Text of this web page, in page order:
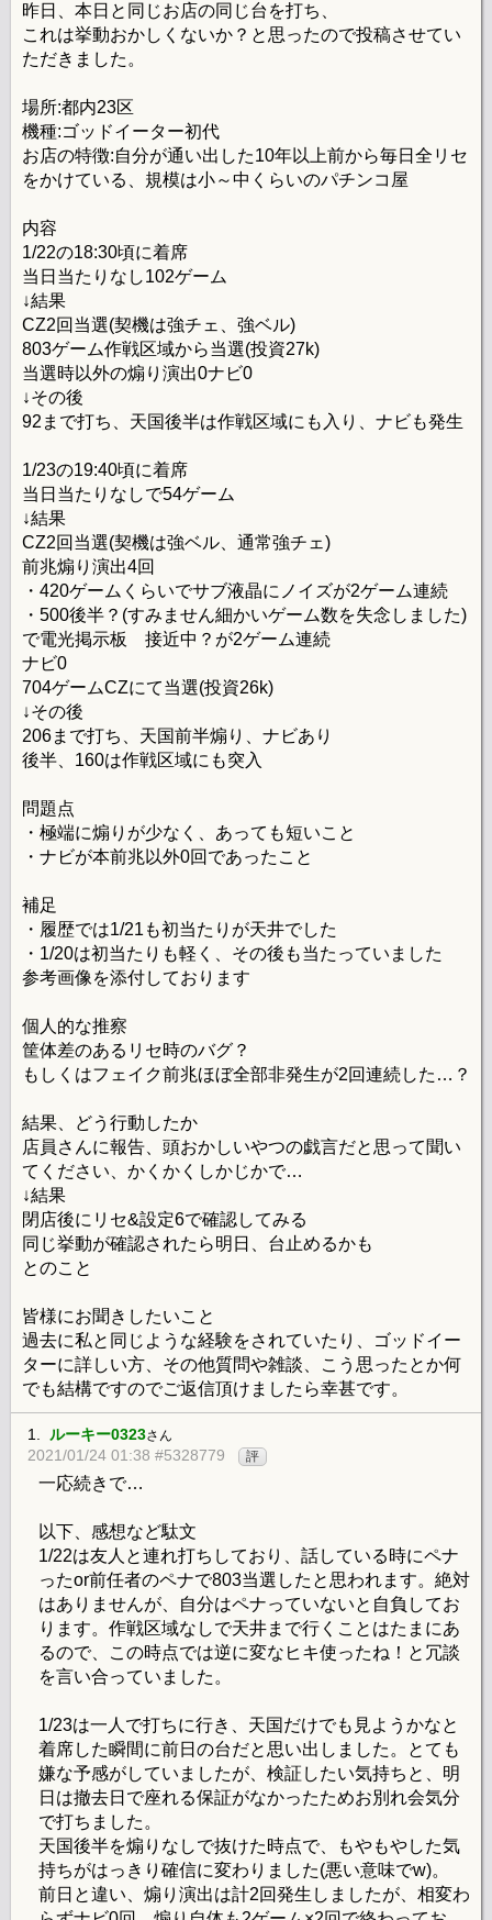
昨日、本日と同じお店の同じ台を打ち、
これは挙動おかしくないか？と思ったので投稿させてい
ただきました。
場所:都内23区
機種:ゴッドイーター初代
お店の特徴:自分が通い出した10年以上前から毎日全リセ
をかけている、規模は小～中くらいのパチンコ屋
内容
1/22の18:30頃に着席
当日当たりなし102ゲーム
↓結果
CZ2回当選(契機は強チェ、強ベル)
803ゲーム作戦区域から当選(投資27k)
当選時以外の煽り演出0ナビ0
↓その後
92まで打ち、天国後半は作戦区域にも入り、ナビも発生
1/23の19:40頃に着席
当日当たりなしで54ゲーム
↓結果
CZ2回当選(契機は強ベル、通常強チェ)
前兆煽り演出4回
・420ゲームくらいでサブ液晶にノイズが2ゲーム連続
・500後半？(すみません細かいゲーム数を失念しました)
で電光掲示板 接近中？が2ゲーム連続
ナビ0
704ゲームCZにて当選(投資26k)
↓その後
206まで打ち、天国前半煽り、ナビあり
後半、160は作戦区域にも突入
問題点
・極端に煽りが少なく、あっても短いこと
・ナビが本前兆以外0回であったこと
補足
・履歴では1/21も初当たりが天井でした
・1/20は初当たりも軽く、その後も当たっていました
参考画像を添付しております
個人的な推察
筐体差のあるリセ時のバグ？
もしくはフェイク前兆ほぼ全部非発生が2回連続した…？
結果、どう行動したか
店員さんに報告、頭おかしいやつの戯言だと思って聞い
てください、かくかくしかじかで…
↓結果
閉店後にリセ&設定6で確認してみる
同じ挙動が確認されたら明日、台止めるかも
とのこと
皆様にお聞きしたいこと
過去に私と同じような経験をされていたり、ゴッドイー
ターに詳しい方、その他質問や雑談、こう思ったとか何
でも結構ですのでご返信頂けましたら幸甚です。
1. ルーキー0323さん
2021/01/24 01:38 #5328779 評
一応続きで…
以下、感想など駄文
1/22は友人と連れ打ちしており、話している時にペナ
ったor前任者のペナで803当選したと思われます。絶対
はありませんが、自分はペナっていないと自負してお
ります。作戦区域なしで天井まで行くことはたまにあ
るので、この時点では逆に変なヒキ使ったね！と冗談
を言い合っていました。
1/23は一人で打ちに行き、天国だけでも見ようかなと
着席した瞬間に前日の台だと思い出しました。とても
嫌な予感がしていましたが、検証したい気持ちと、明
日は撤去日で座れる保証がなかったためお別れ会気分
で打ちました。
天国後半を煽りなしで抜けた時点で、もやもやした気
持ちがはっきり確信に変わりました(悪い意味でw)。
前日と違い、煽り演出は計2回発生しましたが、相変わ